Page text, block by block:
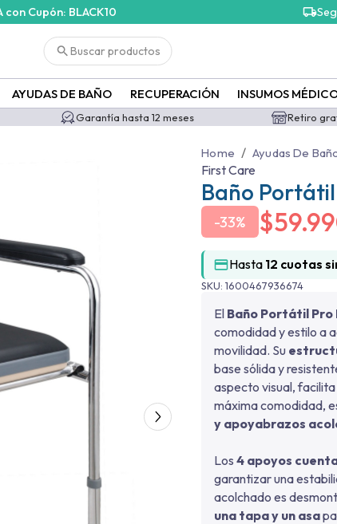
con Cupón: BLACK10
Buscar productos
AYUDAS DE BAÑO RECUPERACIÓN INSUMOS
Garantía hasta 12 meses Retiro
Home / Ayudas De
First Care
Baño
-33% $
Hasta 12 cuotas
SKU:1600467936674
El Baño Portátil Pro
comodidad y estilo a
movilidad. Su
base sólida y
aspecto visual,
máxima comodidad,
y apoyabrazos
Los 4 apoyos
garantizar una
acolchado es
una tapa y un asa